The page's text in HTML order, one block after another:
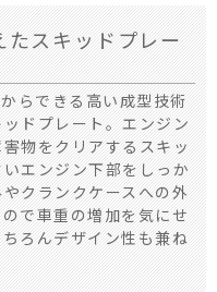
たスキッドプレー
らできる高い成型技術
ドプレート。エンジン
物をクリアするスキッ
エンジン下部をしっか
クランクケースへの外
で車重の増加を気にせ
ろんデザイン性も兼ね